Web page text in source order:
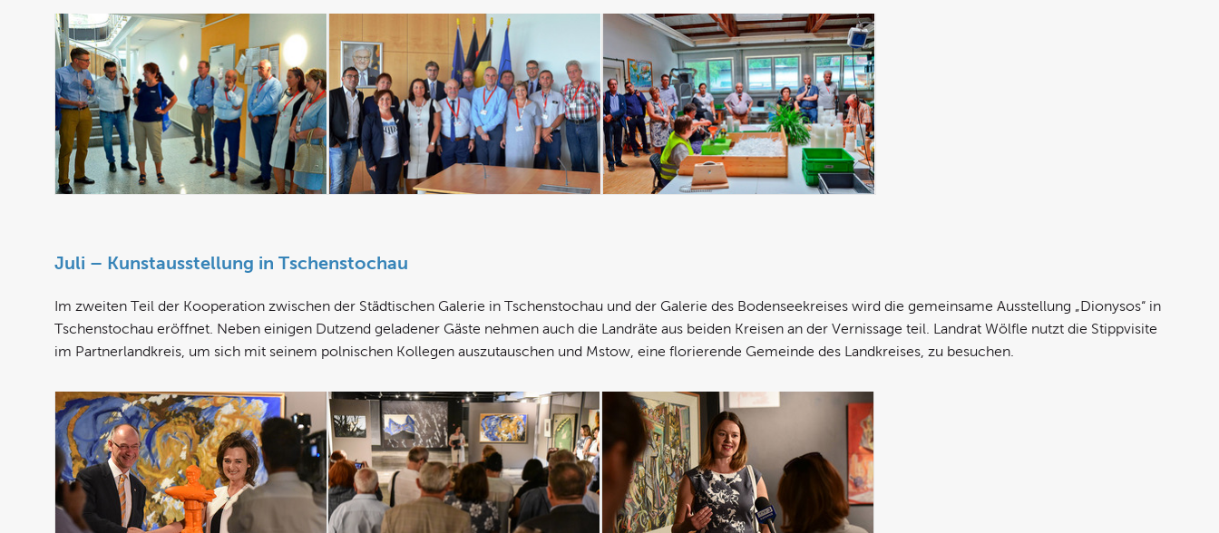
Juli – Kunstausstellung in Tschenstochau
Im zweiten Teil der Kooperation zwischen der Städtischen Galerie in Tschenstochau und der Galerie des Bodenseekreises wird die gemeinsame Ausstellung „Dionysos“ in
Tschenstochau eröffnet. Neben einigen Dutzend geladener Gäste nehmen auch die Landräte aus beiden Kreisen an der Vernissage teil. Landrat Wölfle nutzt die Stippvisite
im Partnerlandkreis, um sich mit seinem polnischen Kollegen auszutauschen und Mstow, eine florierende Gemeinde des Landkreises, zu besuchen.